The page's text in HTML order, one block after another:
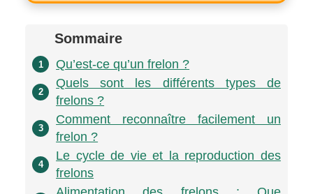
Sommaire
1 Qu’est-ce qu’un frelon ?
2
Quels sont les différents types de
frelons ?
3
Comment reconnaître facilement un
frelon ?
4
Le cycle de vie et la reproduction des
frelons